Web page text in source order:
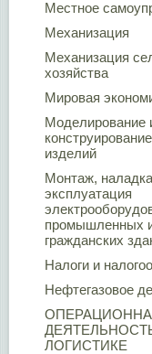
Местное
Механизация
Механизация
хозяйства
Мировая
Моделирование
изделий
Монтаж,
эксплуатация
промышленных
гражданских
Налоги и
Нефтегазовое
ЛОГИСТИКЕ